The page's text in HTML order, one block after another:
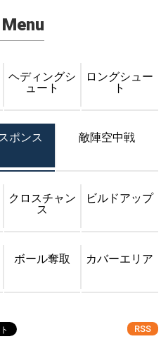
ヘディングシ
ュート
ロングシュー
ト
ポンス 敵陣空中戦
クロスチャン
ス
ビルドアップ
ボール奪取 カバーエリア
RSS